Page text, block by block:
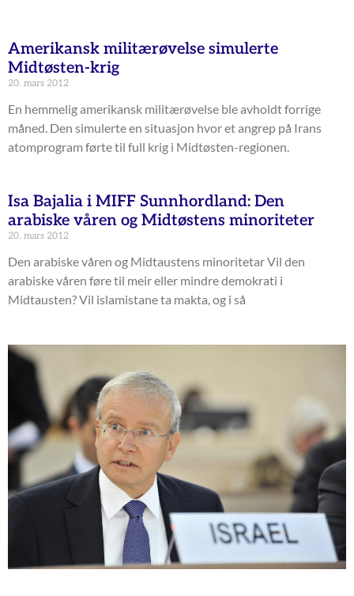
Amerikansk militærøvelse simulerte
Midtøsten-krig
20. mars 2012
En hemmelig amerikansk militærøvelse ble avholdt forrige
måned. Den simulerte en situasjon hvor et angrep på Irans
atomprogram førte til full krig i Midtøsten-regionen.
Isa Bajalia i MIFF Sunnhordland: Den
arabiske våren og Midtøstens minoriteter
20. mars 2012
Den arabiske våren og Midtaustens minoritetar Vil den
arabiske våren føre til meir eller mindre demokrati i
Midtausten? Vil islamistane ta makta, og i så